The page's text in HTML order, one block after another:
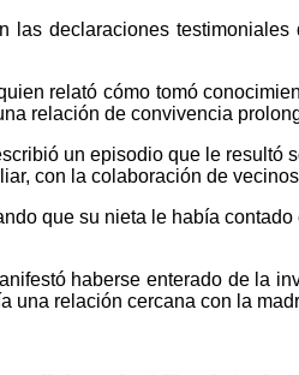
las declaraciones
relató cómo tomó
relación de convivencia
un episodio que le
con la colaboración de
que su nieta le había
haberse enterado de la
una relación cercana con la